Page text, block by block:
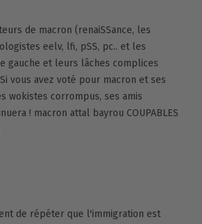
de macron (renaiSSance, les
eelv, lfi, pSS, pc.. et les
gauche et leurs lâches complices
vous avez voté pour macron et ses
wokistes corrompus, ses amis
! macron attal bayrou COUPABLES
de répéter que l'immigration est